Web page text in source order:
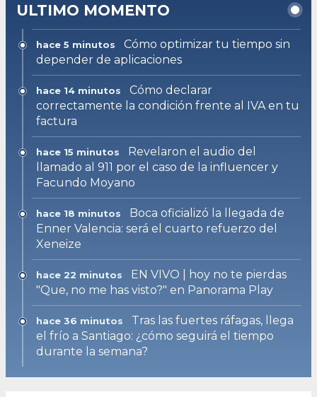
ULTIMO MOMENTO
hace 5 minutos
Cómo optimizar tu tiempo sin
depender de aplicaciones
hace 14 minutos
Cómo declarar
correctamente la condición frente al IVA en tu
factura
hace 15 minutos
Revelaron el audio del
llamado al 911 por el caso de la influencer y
Facundo Moyano
hace 18 minutos
Boca oficializó la llegada de
Enner Valencia: será el cuarto refuerzo del
Xeneize
hace 22 minutos
EN VIVO | hoy no te pierdas
"Que, no me has visto?" en Panorama Play
hace 36 minutos
Tras las fuertes ráfagas, llega
el frío a Santiago: ¿cómo seguirá el tiempo
durante la semana?